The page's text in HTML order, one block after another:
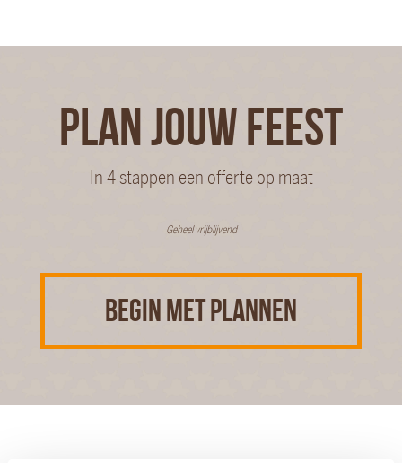
PLAN JOUW FEEST
In 4 stappen een offerte op maat
Geheel vrijblijvend
BEGIN MET PLANNEN